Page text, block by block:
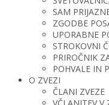
SAM
ZGODBE
UPORABNE
STROKOVNI
PRIROČNIK
POHVALE IN
O ZVEZI
ČLANI ZVEZE